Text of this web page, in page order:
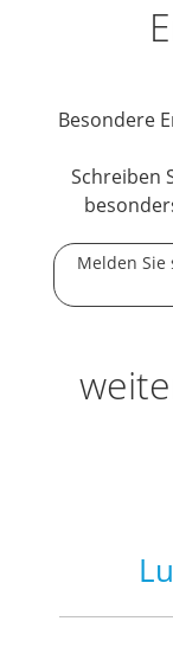
Besondere
Schreiben
Melden